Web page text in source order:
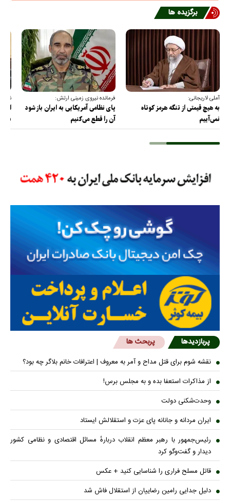
برگزیده ها
آملی لاریجانی:
به هیچ قیمتی از تنگه هرمز کوتاه
نمی‌آییم
فرمانده نیروی زمینی ارتش:
پای نظامی آمریکایی به ایران باز شود
آن را قطع می‌کنیم
از
پربازدیدها پربحث ها
نقشه شوم برای قتل مداح و آمر به معروف | اعترافات خانم بلاگر چه بود؟
از مذاکرات استعفا بده و به مجلس برس!
وحدت‌شکنی دولت
ایران مردانه و جانانه پای عزت و استقلالش ایستاد
رئیس‌جمهور با رهبر معظم انقلاب دربارهٔ مسائل اقتصادی و نظامی کشور
دیدار و گفت‌و‌گو کرد
قاتل مسلح فراری را شناسایی کنید + عکس
دلیل جدایی رامین رضاییان از استقلال فاش شد